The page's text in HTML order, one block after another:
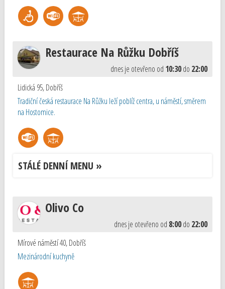
Restaurace Na Růžku Dobříš
dnes je otevřeno od 10:30do 22:00
Lidická 95,Dobříš
Tradiční česká restaurace Na Růžku leží poblíž centra, u náměstí, směrem
na Hostomice.
STÁLÉ DENNÍ MENU »
Olivo Co
dnes je otevřeno od 8:00do 22:00
Mírové náměstí 40,Dobříš
Mezinárodní kuchyně